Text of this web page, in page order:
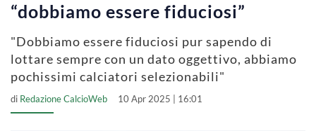
“dobbiamo essere fiduciosi”
"Dobbiamo essere fiduciosi pur sapendo di
lottare sempre con un dato oggettivo, abbiamo
pochissimi calciatori selezionabili"
di Redazione CalcioWeb 10 Apr 2025 | 16:01